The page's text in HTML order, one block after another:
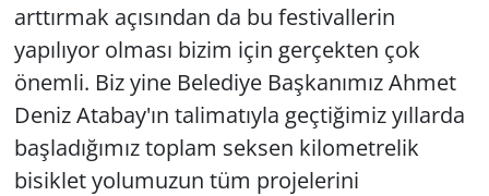
arttırmak açısından da bu festivallerin
yapılıyor olması bizim için gerçekten çok
önemli. Biz yine Belediye Başkanımız Ahmet
Deniz Atabay'ın talimatıyla geçtiğimiz yıllarda
başladığımız toplam seksen kilometrelik
bisiklet yolumuzun tüm projelerini